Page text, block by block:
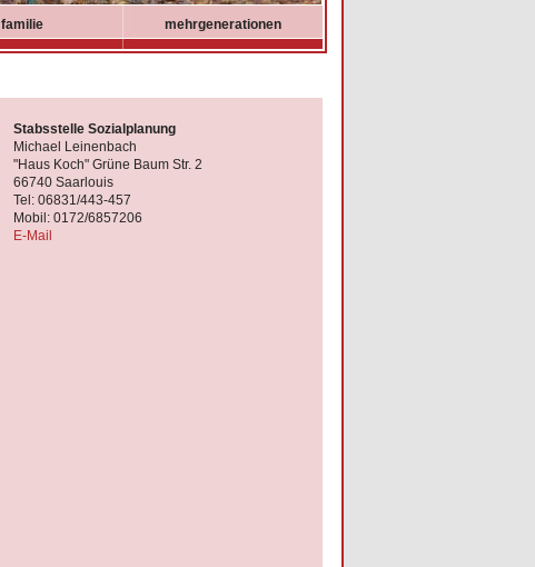
familie mehrgenerationen
Stabsstelle Sozialplanung
Michael Leinenbach
"Haus Koch" Grüne Baum Str. 2
66740 Saarlouis
Tel: 06831/443-457
Mobil: 0172/6857206
E-Mail